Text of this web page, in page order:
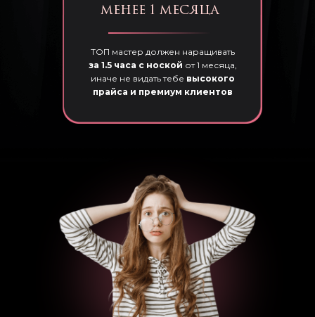
менее 1 месяца
ТОП мастер должен наращивать
за 1.5 часа с ноской от 1 месяца,
иначе не видать тебе высокого
прайса и премиум клиентов